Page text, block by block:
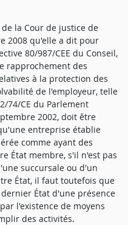
la Cour de justice de
2008 qu'elle a dit pour
80/987/CEE du Conseil,
rapprochement des
à la protection des
de l'employeur, telle
74/CE du Parlement
2002, doit être
entreprise établie
comme ayant des
État membre, s'il n'est pas
succursale ou d'un
État, il faut toutefois que
État d'une présence
l'existence de moyens
des activités.